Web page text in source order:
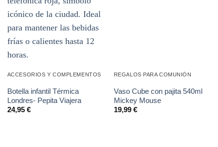
ACCESORIOS Y COMPLEMENTOS
Botella infantil Térmica
Londres- Pepita Viajera
24,95 €
REGALOS PARA COMUNIÓN
Vaso Cube con pajita 540ml
Mickey Mouse
19,99 €